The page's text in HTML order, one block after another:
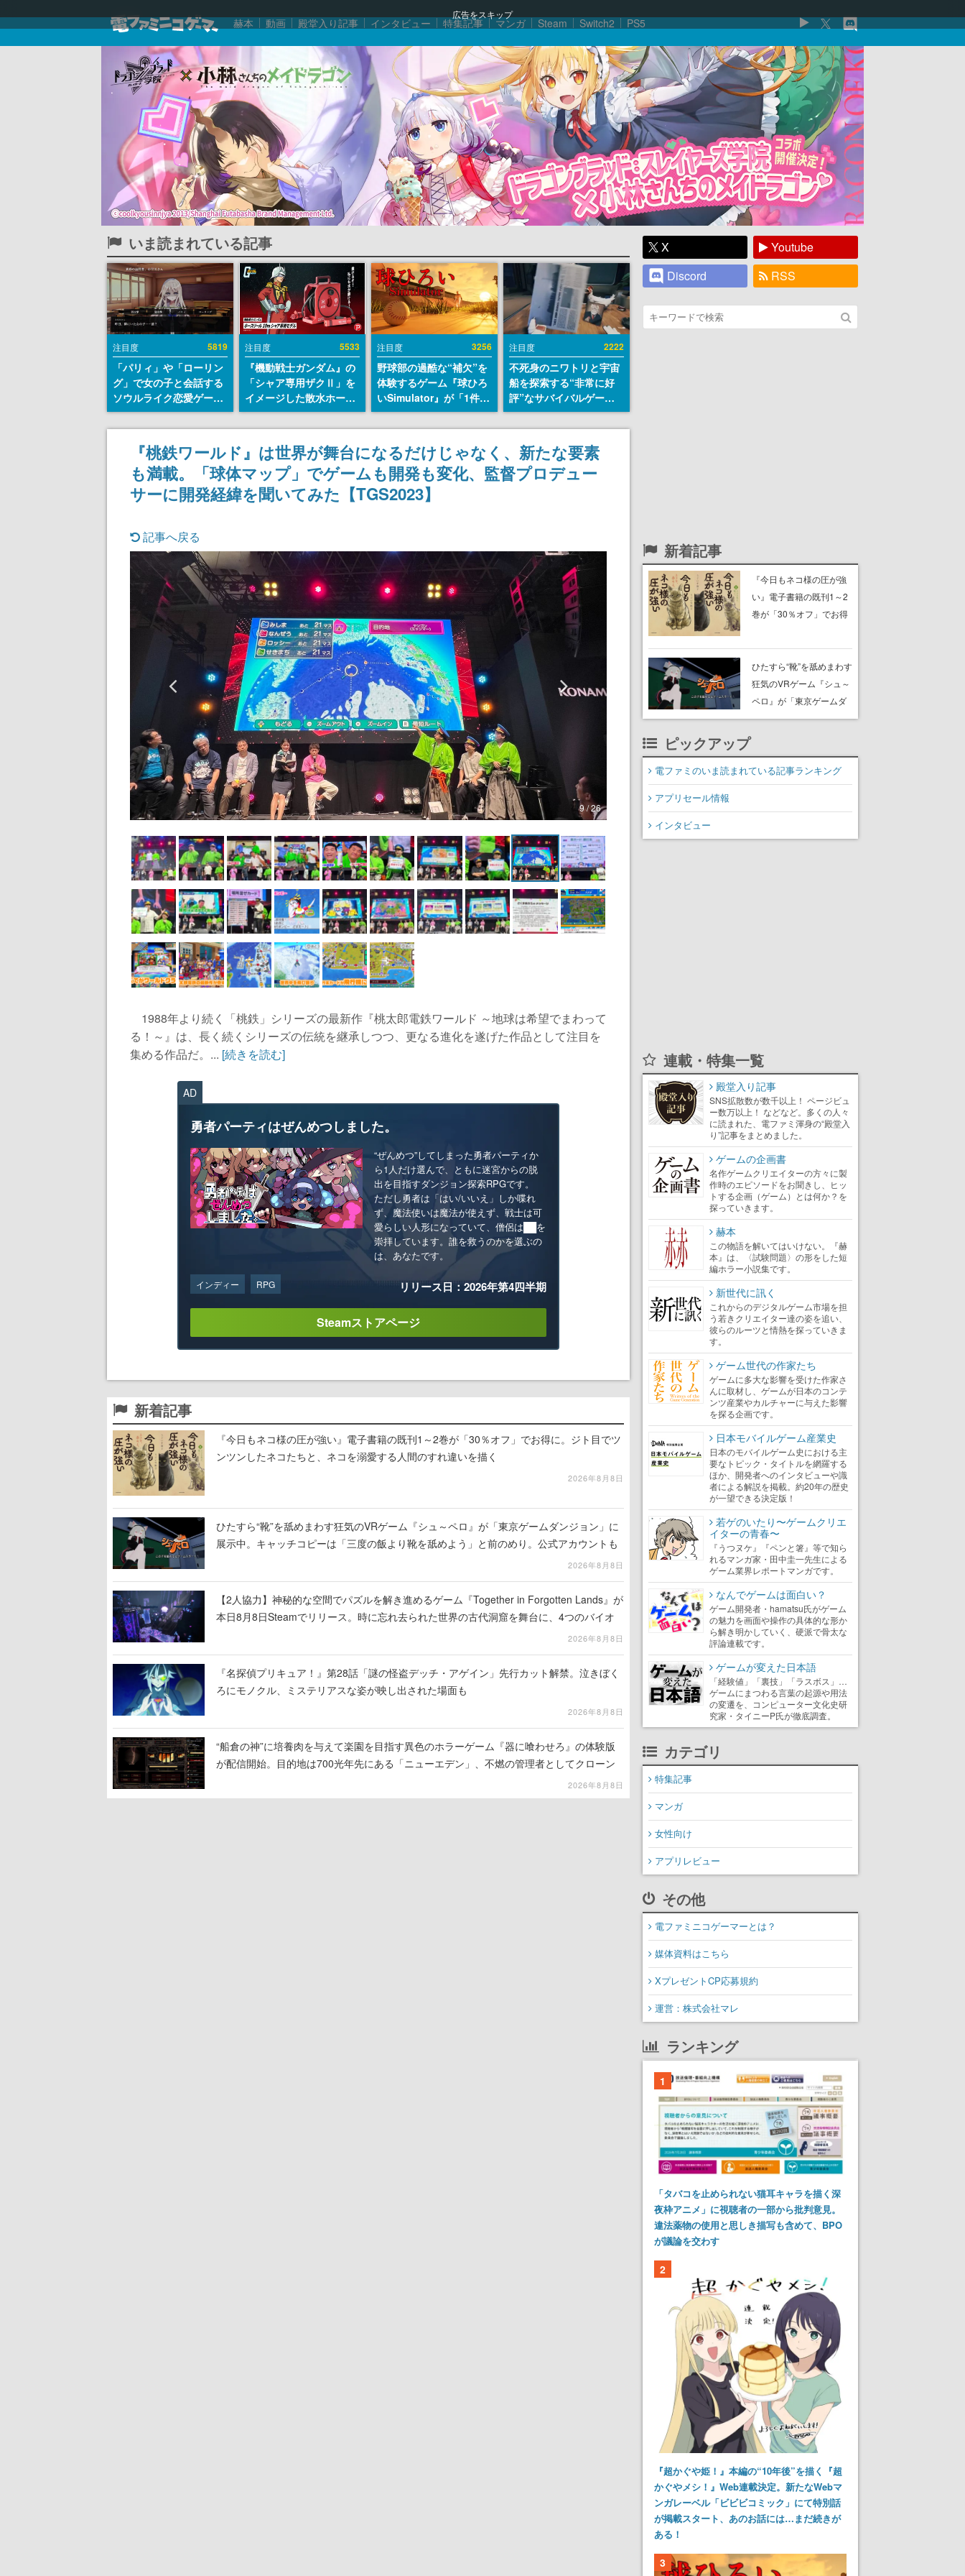
広告をスキップ
赫本 動画 殿堂入り記事 インタビュー 特集記事 マンガ Steam Switch2 PS5
いま読まれている記事
注目度 5819
「パリィ」や「ローリン
グ」で女の子と会話する
ソウルライク恋愛ゲーム
『小早川さんはソウルラ
イク』無料公開。返事に
失敗すると「YOU
DIED」
注目度 5533
『機動戦士ガンダム』の
「シャア専用ザクⅡ」を
イメージした散水ホース
リールが予約開始。本体
にはシャアのパーソナル
マークやジオン公国軍の
エンブレム、型式番号な
どを配置
注目度 3256
野球部の過酷な“補欠”を
体験するゲーム『球ひろ
いSimulator』が「1件」
のウィッシュリストをも
とにチェコ語に対応し
SNSで話題に。『キング
ダム・カム』開発元やチ
ェコのプロ野球選手から
称賛の声
注目度 2222
不死身のニワトリと宇宙
船を探索する“非常に好
評”なサバイバルゲーム
『Breathedge』が無料
で配布中。入手できる期
間は8月10日まで
『桃鉄ワールド』は世界が舞台になるだけじゃなく、新たな要素
も満載。「球体マップ」でゲームも開発も変化、監督プロデュー
サーに開発経緯を聞いてみた【TGS2023】
記事へ戻る
9 / 26
1988年より続く「桃鉄」シリーズの最新作『桃太郎電鉄ワールド ～地球は希望でまわって
る！～』は、長く続くシリーズの伝統を継承しつつ、更なる進化を遂げた作品として注目を
集める作品だ。... [続きを読む]
AD
勇者パーティはぜんめつしました。
“ぜんめつ”してしまった勇者パーティか
ら1人だけ選んで、ともに迷宮からの脱
出を目指すダンジョン探索RPGです。
ただし勇者は「はい/いいえ」しか喋れ
ず、魔法使いは魔法が使えず、戦士は可
愛らしい人形になっていて、僧侶は██を
崇拝しています。誰を救うのかを選ぶの
は、あなたです。
インディー RPG リリース日：2026年第4四半期
Steamストアページ
新着記事
『今日もネコ様の圧が強い』電子書籍の既刊1～2巻が「30％オフ」でお得に。ジト目でツ
ンツンしたネコたちと、ネコを溺愛する人間のすれ違いを描く
2026年8月8日
ひたすら“靴”を舐めまわす狂気のVRゲーム『シュ～ペロ』が「東京ゲームダンジョン」に
展示中。キャッチコピーは「三度の飯より靴を舐めよう」と前のめり。公式アカウントも
2026年8月8日
【2人協力】神秘的な空間でパズルを解き進めるゲーム『Together in Forgotten Lands』が
本日8月8日Steamでリリース。時に忘れ去られた世界の古代洞窟を舞台に、4つのバイオ
2026年8月8日
『名探偵プリキュア！』第28話「謎の怪盗デッチ・アゲイン」先行カット解禁。泣きぼく
ろにモノクル、ミステリアスな姿が映し出された場面も
2026年8月8日
“船倉の神”に培養肉を与えて楽園を目指す異色のホラーゲーム『器に喰わせろ』の体験版
が配信開始。目的地は700光年先にある「ニューエデン」、不燃の管理者としてクローン
2026年8月8日
X
Youtube
Discord
RSS
新着記事
『今日もネコ様の圧が強
い』電子書籍の既刊1～2
巻が「30％オフ」でお得
たネコたちと、ネコを溺
愛する人間のすれ違いを
描く
ひたすら“靴”を舐めまわす
狂気のVRゲーム『シュ～
ペロ』が「東京ゲームダ
ンジョン」に展示中。キ
前のめり。公式アカウン
トも開設され、2026年リ
ピックアップ
電ファミのいま読まれている記事ランキング
アプリセール情報
インタビュー
連載・特集一覧
殿堂入り記事
SNS拡散数が数千以上！ ページビュ
ー数万以上！ などなど。多くの人々
に読まれた、電ファミ渾身の“殿堂入
り”記事をまとめました。
ゲームの企画書
名作ゲームクリエイターの方々に製
作時のエピソードをお聞きし、ヒッ
トする企画（ゲーム）とは何か？を
探っていきます。
赫本
この物語を解いてはいけない。『赫
本』は、〈試験問題〉の形をした短
編ホラー小説集です。
新世代に訊く
これからのデジタルゲーム市場を担
う若きクリエイター達の姿を追い、
彼らのルーツと情熱を探っていきま
す。
ゲーム世代の作家たち
ゲームに多大な影響を受けた作家さ
んに取材し、ゲームが日本のコンテ
ンツ産業やカルチャーに与えた影響
を探る企画です。
日本モバイルゲーム産業史
日本のモバイルゲーム史における主
要なトピック・タイトルを網羅する
ほか、開発者へのインタビューや識
者による解説を掲載。約20年の歴史
が一望できる決定版！
若ゲのいたり〜ゲームクリエ
イターの青春〜
『うつヌケ』『ペンと箸』等で知ら
れるマンガ家・田中圭一先生による
ゲーム業界レポートマンガです。
なんでゲームは面白い？
ゲーム開発者・hamatsu氏がゲーム
の魅力を画面や操作の具体的な形か
ら解き明かしていく、硬派で骨太な
評論連載です。
ゲームが変えた日本語
「経験値」「裏技」「ラスボス」…
ゲームにまつわる言葉の起源や用法
の変遷を、コンピューター文化史研
究家・タイニーP氏が徹底調査。
カテゴリ
特集記事
マンガ
女性向け
アプリレビュー
その他
電ファミニコゲーマーとは？
媒体資料はこちら
XプレゼントCP応募規約
運営：株式会社マレ
ランキング
1
「タバコを止められない猫耳キャラを描く深
夜枠アニメ」に視聴者の一部から批判意見。
違法薬物の使用と思しき描写も含めて、BPO
が議論を交わす
2
『超かぐや姫！』本編の“10年後”を描く『超
かぐやメシ！』Web連載決定。新たなWebマ
ンガレーベル「ビビビコミック」にて特別話
が掲載スタート、あのお話には…まだ続きが
ある！
3